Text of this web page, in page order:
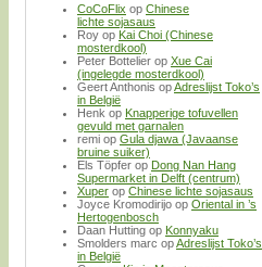
CoCoFlix op Chinese
lichte sojasaus
Roy op Kai Choi (Chinese
mosterdkool)
Peter Bottelier op Xue Cai
(ingelegde mosterdkool)
Geert Anthonis opAdreslijst Toko’s
in België
Henk op Knapperige tofuvellen
gevuld met garnalen
remi op Gula djawa (Javaanse
bruine suiker)
Els Töpfer op Dong Nan Hang
Supermarket in Delft (centrum)
Xuper op Chinese lichte sojasaus
Joyce Kromodirijo op Oriental in ’s
Hertogenbosch
Daan Hutting op Konnyaku
Smolders marc opAdreslijst Toko’s
in België